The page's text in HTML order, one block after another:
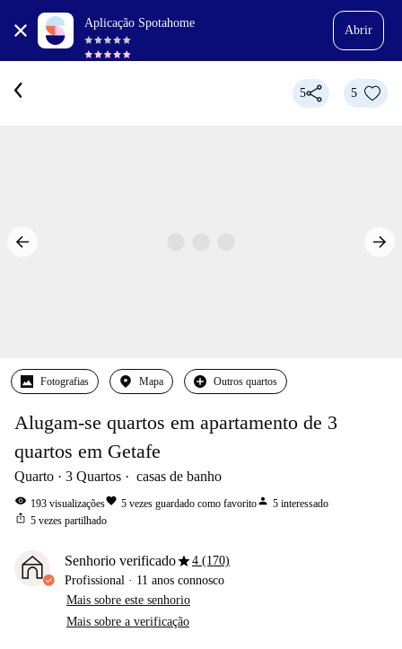
Aplicação Spotahome
Abrir
5 5
Fotografias Mapa Outros quartos
Alugam-se quartos em apartamento de 3
quartos em Getafe
Quarto 3 Quartos casas de banho
visibility 193 visualizaçõesfavorite 5 vezes guardado como favoritoperson 5 interessado
ios_share 5 vezes partilhado
Senhorio verificadostar4 (170)
Profissional · 11 anos connosco
Mais sobre este senhorio
Mais sobre a verificação